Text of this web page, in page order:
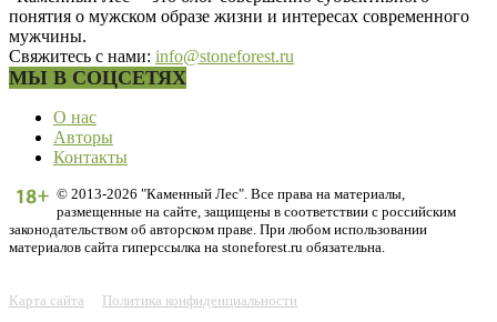
понятия о мужском образе жизни и интересах современного
мужчины.
Свяжитесь с нами: info@stoneforest.ru
МЫ В СОЦСЕТЯХ
О нас
Авторы
Контакты
© 2013-2026 "Каменный Лес". Все права на материалы,
размещенные на сайте, защищены в соответствии с российским
законодательством об авторском праве. При любом использовании
материалов сайта гиперссылка на stoneforest.ru обязательна.
Карта сайта Политика конфиденциальности